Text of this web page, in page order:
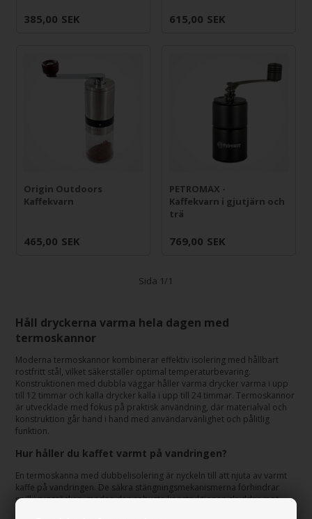
385,00 SEK 615,00 SEK
Origin Outdoors
Kaffekvarn
465,00 SEK
PETROMAX -
Kaffekvarn i gjutjärn och
trä
769,00 SEK
Sida 1/1
Håll dryckerna varma hela dagen med
termoskannor
Moderna termoskannor kombinerar effektiv isolering med hållbart
rostfritt stål, vilket säkerställer optimal temperaturbevaring.
Konstruktionen med dubbla väggar håller varma drycker varma i upp
till 12 timmar och kalla drycker kalla i upp till 24 timmar. Termoskannor
är utvecklade med fokus på praktisk användning, där materialval och
konstruktion går hand i hand med användarvänlighet och pålitlig
funktion.
Hur håller du kaffet varmt på vandringen?
En termoskanna med dubbelisolering är nyckeln till att njuta av varmt
kaffe på vandringen. De säkra stängningsmekanismerna förhindrar
spill i ryggsäcken, medan den robusta konstruktionen skyddar mot